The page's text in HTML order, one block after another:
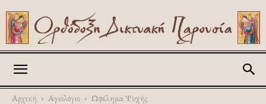
Αρχική Αγιολόγιο Ωφέλημα Ψυχής